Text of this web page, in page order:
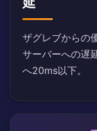
ザグレブからの
サーバーへの遅
へ20ms以下。